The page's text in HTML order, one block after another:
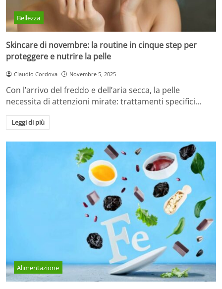
Bellezza
Skincare di novembre: la routine in cinque step per
proteggere e nutrire la pelle
Claudio Cordova Novembre 5, 2025
Con l’arrivo del freddo e dell’aria secca, la pelle
necessita di attenzioni mirate: trattamenti specifici…
Leggi di più
Alimentazione